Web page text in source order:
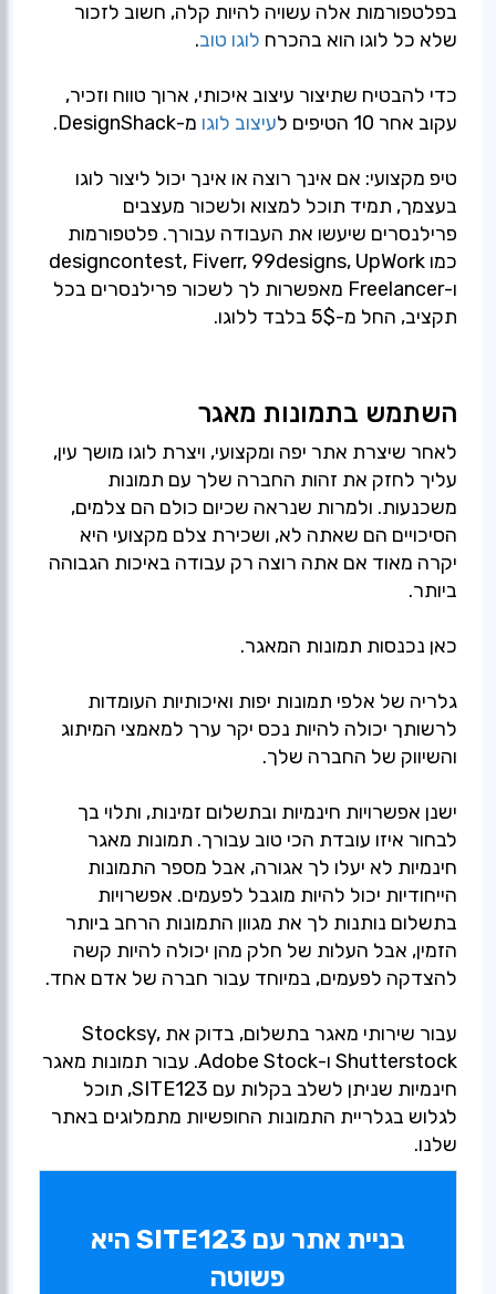
בפלטפורמות אלה עשויה להיות קלה, חשוב לזכור
שלא כל לוגו הוא בהכרח לוגו טוב
כדי להבטיח שתיצור עיצוב איכותי, ארוך טווח וזכיר,
עקוב אחר 10 הטיפים ל
עיצוב לוגו
טיפ מקצועי: אם אינך רוצה או אינך יכול ליצור לוגו
בעצמך, תמיד תוכל למצוא ולשכור מעצבים
פרילנסרים שיעשו את העבודה עבורך. פלטפורמות
כמו designcontest, Fiverr, 99designs, UpWork
ו-Freelancer מאפשרות לך לשכור פרילנסרים בכל
תקציב, החל מ-5$ בלבד ללוגו.
השתמש בתמונות מאגר
לאחר שיצרת אתר יפה ומקצועי, ויצרת לוגו מושך עין,
עליך לחזק את זהות החברה שלך עם תמונות
משכנעות. ולמרות שנראה שכיום כולם הם צלמים,
הסיכויים הם שאתה לא, ושכירת צלם מקצועי היא
יקרה מאוד אם אתה רוצה רק עבודה באיכות הגבוהה
גלריה של אלפי תמונות יפות ואיכותיות העומדות
לרשותך יכולה להיות נכס יקר ערך למאמצי המיתוג
ישנן אפשרויות חינמיות ובתשלום זמינות, ותלוי בך
לבחור איזו עובדת הכי טוב עבורך. תמונות מאגר
חינמיות לא יעלו לך אגורה, אבל מספר התמונות
הייחודיות יכול להיות מוגבל לפעמים. אפשרויות
בתשלום נותנות לך את מגוון התמונות הרחב ביותר
הזמין, אבל העלות של חלק מהן יכולה להיות קשה
עבור שירותי מאגר בתשלום, בדוק את Stocksy,
Shutterstock ו-Adobe Stock. עבור תמונות מאגר
חינמיות שניתן לשלב בקלות עם SITE123, תוכל
לגלוש בגלריית התמונות החופשיות מתמלוגים באתר
שלנו.
בניית אתר עם SITE123 היא
פשוטה